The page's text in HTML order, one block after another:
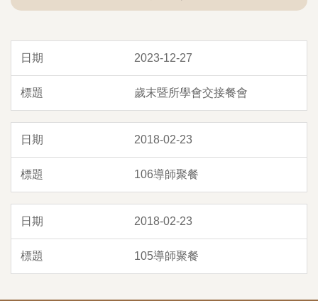
2023-12-27
歲末暨所學會交接餐會
2018-02-23
106導師聚餐
2018-02-23
105導師聚餐